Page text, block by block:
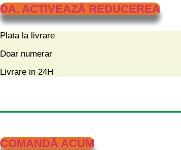
DA, ACTIVEAZĂ REDUCEREA
Plata la livrare
Doar numerar
Livrare in 24H
COMANDĂ ACUM